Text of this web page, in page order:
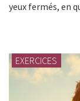
yeux fermés, en
EXERCICES